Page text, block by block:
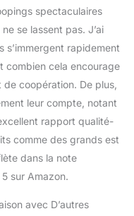
spectaculaires
se lassent pas. J’ai
s’immergent rapidement
combien cela encourage
coopération. De plus,
leur compte, notant
rapport qualité-
comme des grands est
dans la note
sur Amazon.
avec D’autres